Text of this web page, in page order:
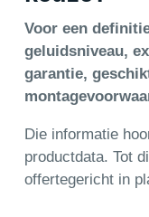
Voor een
geluidsniveau,
garantie,
Die informatie
productdata. Tot
offertegericht in